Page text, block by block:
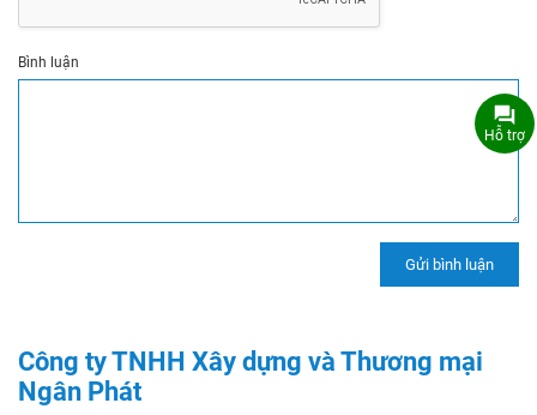
Bình luận
Công ty TNHH Xây dựng và Thương mại
Ngân Phát
Hỗ trợ